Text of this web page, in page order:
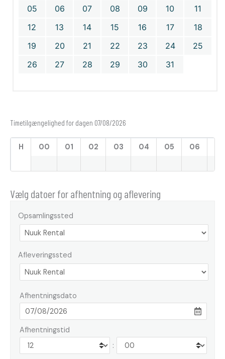
05
06 07 08 09 10
11
12
13 14 15 16 17
18
19
20 21 22 23 24
25
26
27 28 29 30 31
Timetilgængelighed for dagen 07/08/2026
H 00 01 02 03 04 05 06
Vælg datoer for afhentning og aflevering
Opsamlingssted
Afleveringssted
Afhentningsdato
Afhentningstid
: